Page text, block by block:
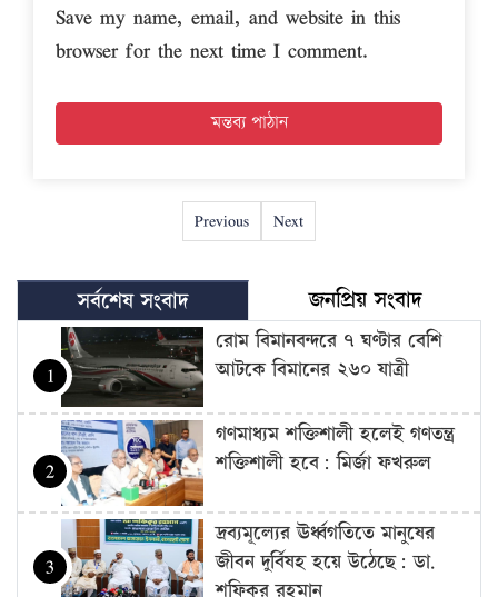
Save my name, email, and website in this
browser for the next time I comment.
Previous Next
সর্বশেষ সংবাদ জনপ্রিয় সংবাদ
1
রোম বিমানবন্দরে ৭ ঘণ্টার বেশি
আটকে বিমানের ২৬০ যাত্রী
2
গণমাধ্যম শক্তিশালী হলেই গণতন্ত্র
শক্তিশালী হবে: মির্জা ফখরুল
3
দ্রব্যমূল্যের ঊর্ধ্বগতিতে মানুষের
জীবন দুর্বিষহ হয়ে উঠেছে: ডা.
শফিকুর রহমান